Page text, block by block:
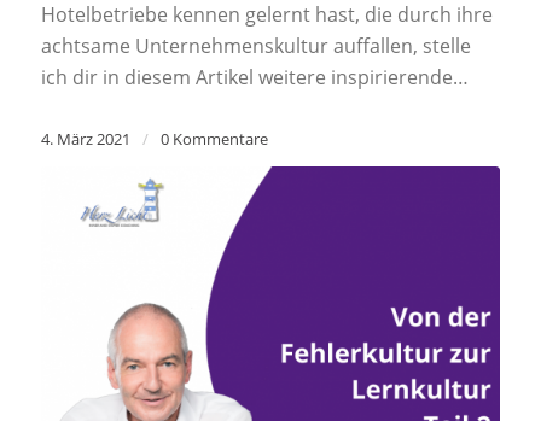
Hotelbetriebe kennen gelernt hast, die durch ihre
achtsame Unternehmenskultur auffallen, stelle
ich dir in diesem Artikel weitere inspirierende…
4. März 2021 / 0 Kommentare